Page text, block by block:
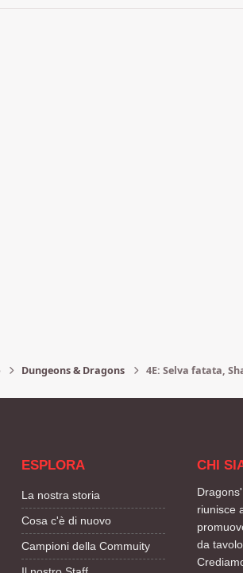
Dungeons & Dragons 4E: Selva fatata,
ESPLORA
La nostra storia
Cosa c'è di nuovo
Campioni della Commuity
CHI
riunisce
da